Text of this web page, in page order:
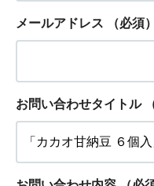
メールアドレス （必須）
お問い合わせタイトル